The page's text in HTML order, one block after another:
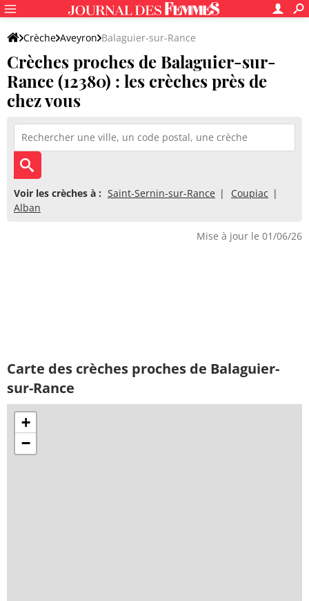
Crèche Aveyron Balaguier-sur-Rance
Crèches proches de Balaguier-sur-
Rance (12380) : les crèches près de
chez vous
Voir les crèches à : Saint-Sernin-sur-Rance
Coupiac
Alban
Mise à jour le 01/06/26
Carte des crèches proches de Balaguier-
sur-Rance
+
−